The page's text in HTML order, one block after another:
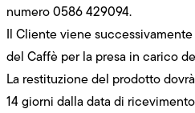
numero 0586 429094.
Il Cliente viene
del Caffè per la presa in carico
La restituzione del prodotto
14 giorni dalla data di